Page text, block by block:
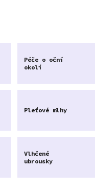
Péče o oční
okolí
Pleťové mlhy
Vlhčené
ubrousky